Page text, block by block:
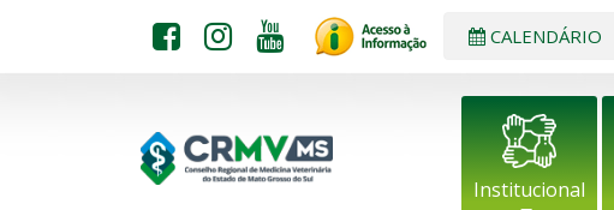
CALENDÁRIO
Institucional